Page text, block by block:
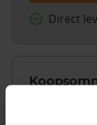
Direct